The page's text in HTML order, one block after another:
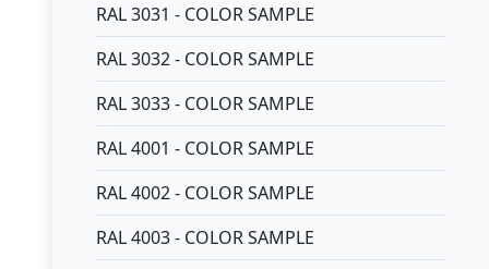
RAL 3031 - COLOR SAMPLE
RAL 3032 - COLOR SAMPLE
RAL 3033 - COLOR SAMPLE
RAL 4001 - COLOR SAMPLE
RAL 4002 - COLOR SAMPLE
RAL 4003 - COLOR SAMPLE